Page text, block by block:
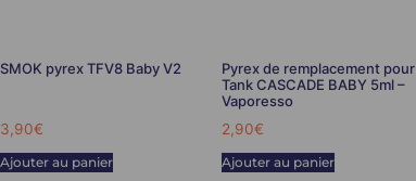
SMOK pyrex TFV8 Baby V2
3,90€
Ajouter au panier
Pyrex de remplacement pour
Tank CASCADE BABY 5ml –
Vaporesso
2,90€
Ajouter au panier